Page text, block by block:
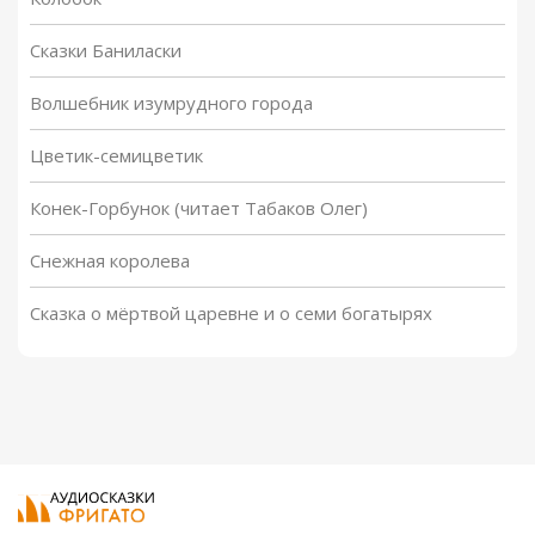
Сказки Баниласки
Волшебник изумрудного города
Цветик-семицветик
Конек-Горбунок (читает Табаков Олег)
Снежная королева
Сказка о мёртвой царевне и о семи богатырях